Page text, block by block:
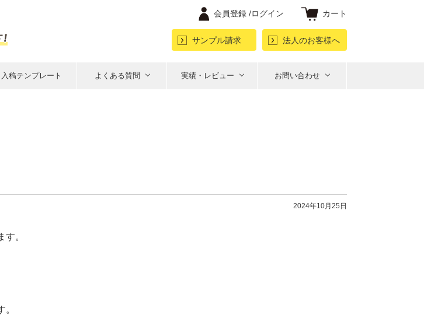
会員登録 /ログイン カート
サンプル請求 法人のお客様へ
入稿テンプレート よくある質問 実績・レビュー お問い合わせ
2024年10月25日
。